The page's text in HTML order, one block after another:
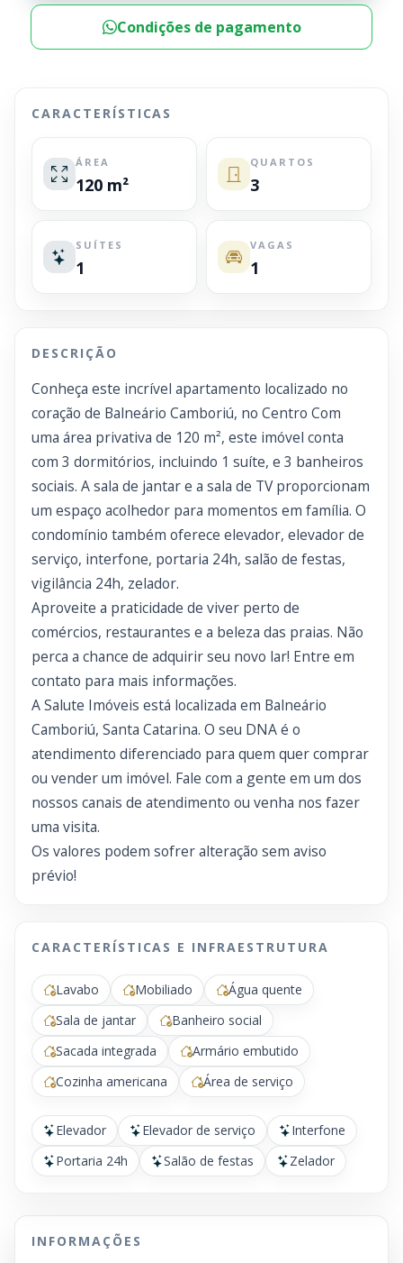
Condições de pagamento
CARACTERÍSTICAS
ÁREA
120 m²
QUARTOS
3
SUÍTES
1
VAGAS
1
DESCRIÇÃO
Conheça este incrível apartamento localizado no
coração de Balneário Camboriú, no Centro Com
uma área privativa de 120 m², este imóvel conta
com 3 dormitórios, incluindo 1 suíte, e 3 banheiros
sociais. A sala de jantar e a sala de TV proporcionam
um espaço acolhedor para momentos em família. O
condomínio também oferece elevador, elevador de
serviço, interfone, portaria 24h, salão de festas,
vigilância 24h, zelador.
Aproveite a praticidade de viver perto de
comércios, restaurantes e a beleza das praias. Não
perca a chance de adquirir seu novo lar! Entre em
contato para mais informações.
A Salute Imóveis está localizada em Balneário
Camboriú, Santa Catarina. O seu DNA é o
atendimento diferenciado para quem quer comprar
ou vender um imóvel. Fale com a gente em um dos
nossos canais de atendimento ou venha nos fazer
uma visita.
Os valores podem sofrer alteração sem aviso
prévio!
CARACTERÍSTICAS E INFRAESTRUTURA
Lavabo Mobiliado
Água quente
Sala de jantar
Banheiro social
Sacada integrada
Armário embutido
Cozinha americana
Área de serviço
Elevador Elevador de serviço
Interfone
Portaria 24h
Salão de festas Zelador
INFORMAÇÕES